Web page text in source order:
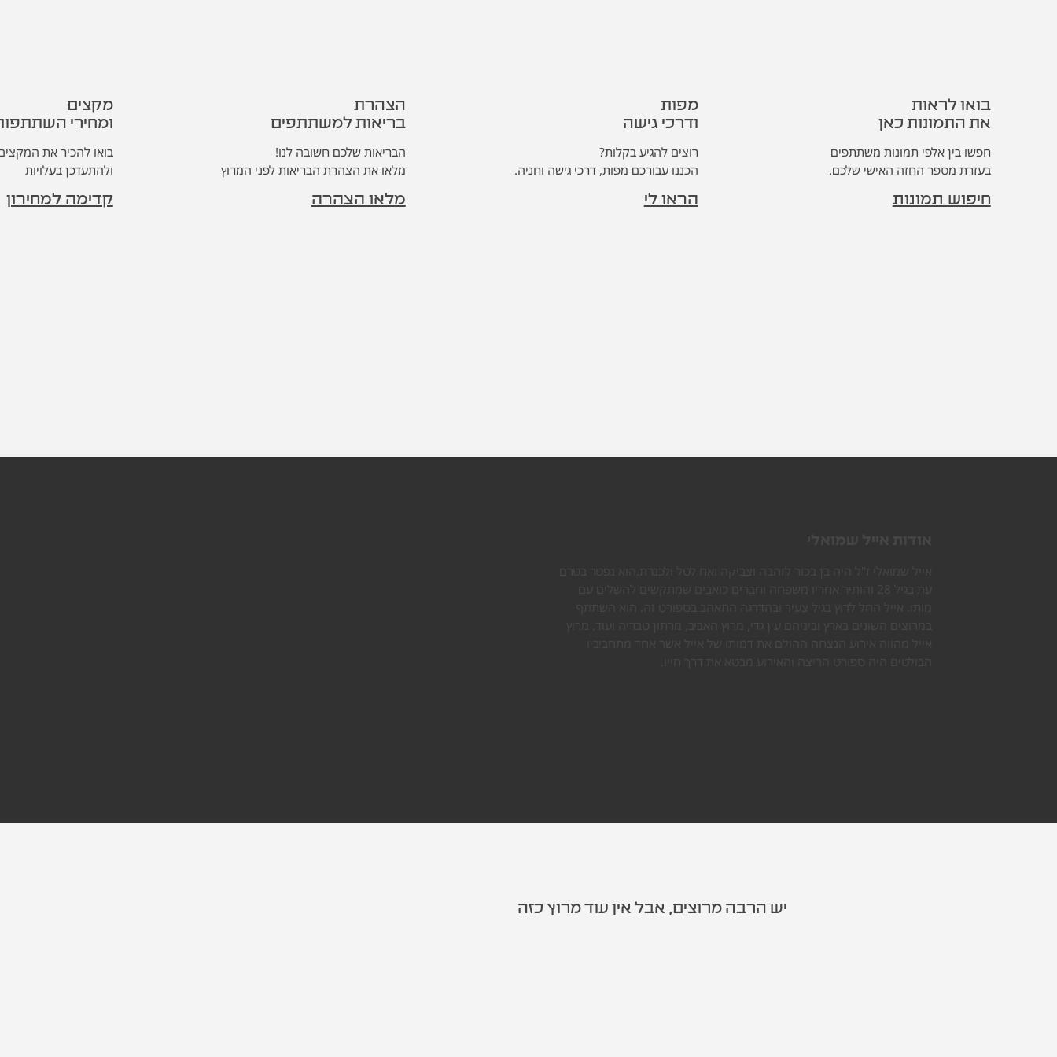
בואו לראות
את התמונות כאן
חפשו בין אלפי תמונות משתתפים
בעזרת מספר החזה האישי שלכם.
חיפוש תמונות
בואו לראות
את התמונות כאן
חפשו בין אלפי תמונות משתתפים
בעזרת מספר החזה האישי שלכם.
חיפוש תמונות
מפות
ודרכי גישה
רוצים להגיע בקלות?
הכננו עבורכם מפות, דרכי גישה וחניה.
הראו לי
מפות
ודרכי גישה
רוצים להגיע בקלות?
הכננו עבורכם מפות, דרכי גישה וחניה.
הראו לי
הצהרת
בריאות למשתתפים
הבריאות שלכם חשובה לנו!
מלאו את הצהרת הבריאות לפני המרוץ
מלאו הצהרה
הצהרת
בריאות למשתתפים
הבריאות שלכם חשובה לנו!
מלאו את הצהרת הבריאות לפני המרוץ
מלאו הצהרה
מקצים
ומחירי
בואו להכיר את
ולהתעדכן בעלויות
קדימה למחירון
מקצים
ומחירי
בואו להכיר את
ולהתעדכן בעלויות
קדימה למחירון
יש הרבה מרוצים, אבל אין עוד מרוץ כזה